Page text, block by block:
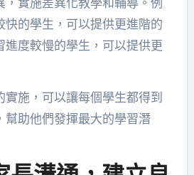
快的學生，可以提供更進階的
進度較慢的學生，可以提供更
施，可以讓每個學生都得到
幫助他們發揮最大的學習潛